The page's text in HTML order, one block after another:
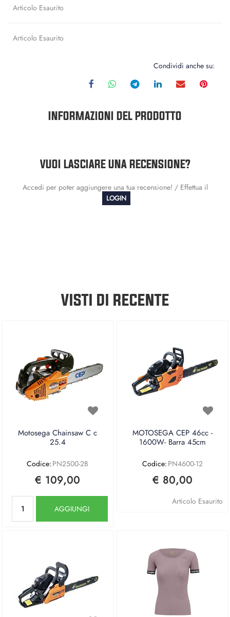
Articolo Esaurito
Articolo Esaurito
Condividi anche su:
INFORMAZIONI DEL PRODOTTO
VUOI LASCIARE UNA RECENSIONE?
Accedi per poter aggiungere una tua recensione! / Effettua il
LOGIN
VISTI DI RECENTE
Motosega Chainsaw C c
25.4
Codice: PN2500-2B
€ 109,00
AGGIUNGI
MOTOSEGA CEP 46cc -
1600W- Barra 45cm
Codice: PN4600-12
€ 80,00
Articolo Esaurito